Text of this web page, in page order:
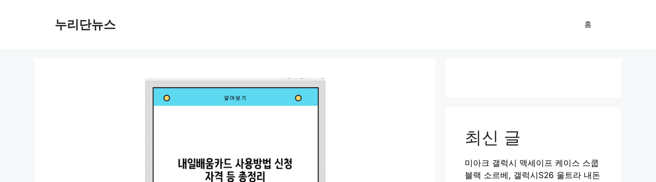
누리단뉴스 홈
최신 글
미아크 갤럭시 맥세이프 케이스 스쿱
블랙 소르베, 갤럭시S26 울트라 내돈